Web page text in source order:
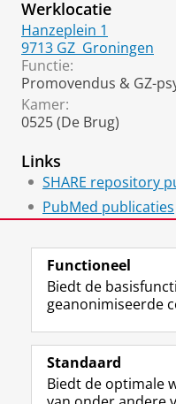
Werklocatie
Hanzeplein 1
9713 GZ Groningen
Functie:
Promovendus & GZ-
Kamer:
0525 (De Brug)
Links
SHARE repository
PubMed publicaties
Volg de
Studiekiezers
Functioneel
Biedt de
geanonimiseerde
Standaard
Biedt de optimale